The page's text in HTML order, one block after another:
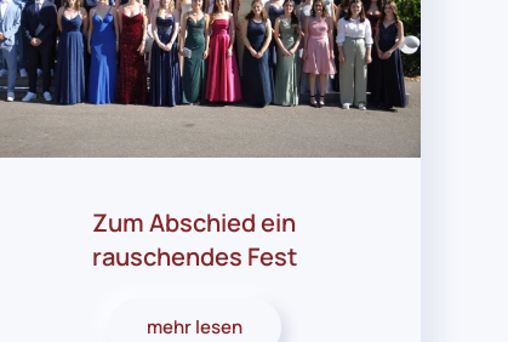
Zum Abschied ein
rauschendes Fest
mehr lesen